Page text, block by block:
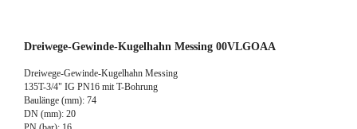
Dreiwege-Gewinde-Kugelhahn Messing 00VLGOAA
Dreiwege-Gewinde-Kugelhahn Messing
135T-3/4" IG PN16 mit T-Bohrung
Baulänge (mm): 74
DN (mm): 20